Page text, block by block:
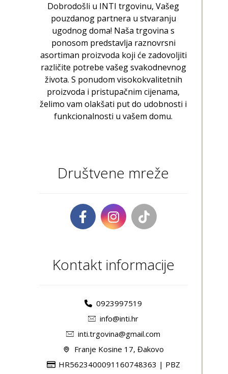
Dobrodošli u INTI trgovinu, Vašeg
pouzdanog partnera u stvaranju
ugodnog doma! Naša trgovina s
ponosom predstavlja raznovrsni
asortiman proizvoda koji će zadovoljiti
različite potrebe vašeg svakodnevnog
života. S ponudom visokokvalitetnih
proizvoda i pristupačnim cijenama,
želimo vam olakšati put do udobnosti i
funkcionalnosti u vašem domu.
Društvene mreže
Kontakt informacije
0923997519
info@inti.hr
inti.trgovina@gmail.com
Franje Kosine 17, Đakovo
HR5623400091160748363 | PBZ